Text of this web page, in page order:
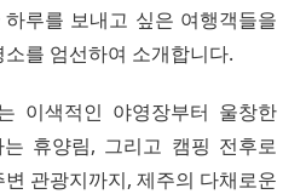
루를 보내고 싶은 여행객들을
소를 엄선하여 소개합니다.
이색적인 야영장부터 울창한
휴양림, 그리고 캠핑 전후로
관광지까지, 제주의 다채로운